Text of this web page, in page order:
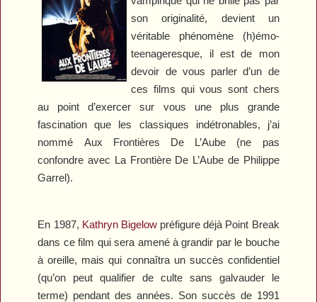
son originalité, devient un
véritable phénomène (h)émo-
teenageresque, il est de mon
devoir de vous parler d’un de
ces films qui vous sont chers
au point d’exercer sur vous une plus grande
fascination que les classiques indétronables, j’ai
nommé Aux Frontières De L’Aube (ne pas
confondre avec La Frontière De L’Aube de Philippe
Garrel).
En 1987, Kathryn Bigelowpréfigure déjà Point Break
dans ce film qui sera amené à grandir par le bouche
à oreille, mais qui connaîtra un succès confidentiel
(qu’on peut qualifier de culte sans galvauder le
terme) pendant des années. Son succès de 1991